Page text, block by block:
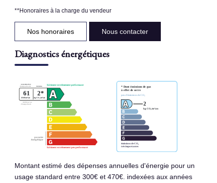
**Honoraires à la charge du vendeur
Nos honoraires Nous contacter
Diagnostics énergétiques
Montant estimé des dépenses annuelles d'énergie pour un
usage standard entre 300€ et 470€. indexées aux années